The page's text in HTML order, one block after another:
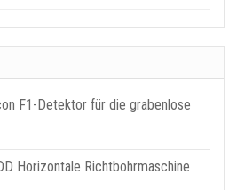
F1-Detektor für die grabenlose
Horizontale Richtbohrmaschine